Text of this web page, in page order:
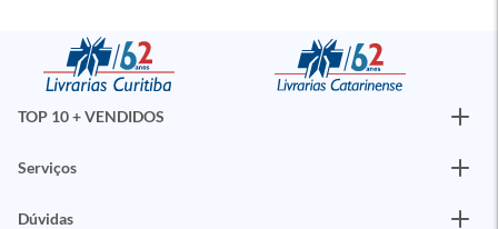
TOP 10 + VENDIDOS
Serviços
Dúvidas